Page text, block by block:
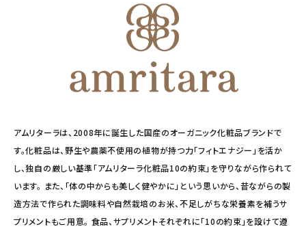
アムリターラは、2008年に誕生した国産のオーガニック化粧品ブランドで
す。化粧品は、野生や農薬不使用の植物が持つ力「フィトエナジー」を活か
し、独自の厳しい基準「アムリターラ化粧品10の約束」を守りながら作られて
います。 また、「体の中からも美しく健やかに」という思いから、昔ながらの製
造方法で作られた調味料や自然栽培のお米、不足しがちな栄養素を補うサ
プリメントもご用意。 食品、サプリメントそれぞれに「10の約束」を設けて遵